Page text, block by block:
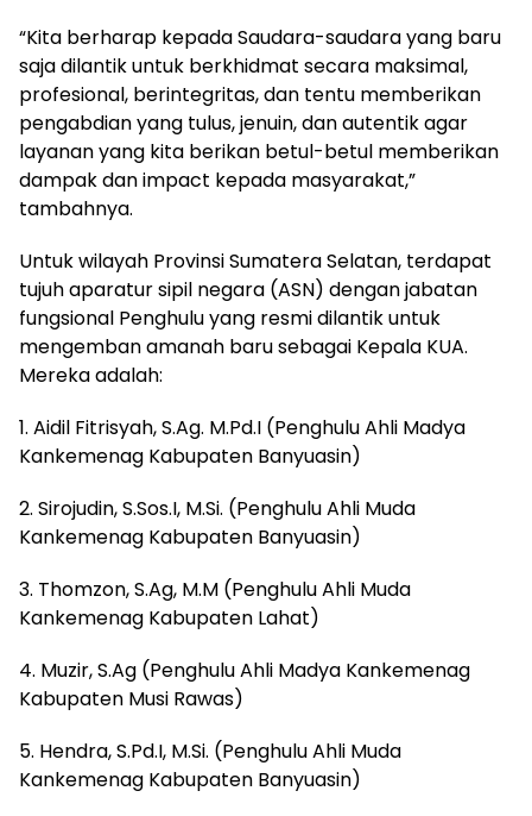
“Kita berharap kepada Saudara-saudara yang baru
saja dilantik untuk berkhidmat secara maksimal,
profesional, berintegritas, dan tentu memberikan
pengabdian yang tulus, jenuin, dan autentik agar
layanan yang kita berikan betul-betul memberikan
dampak dan impact kepada masyarakat,”
tambahnya.
Untuk wilayah Provinsi Sumatera Selatan, terdapat
tujuh aparatur sipil negara (ASN) dengan jabatan
fungsional Penghulu yang resmi dilantik untuk
mengemban amanah baru sebagai Kepala KUA.
Mereka adalah:
1. Aidil Fitrisyah, S.Ag. M.Pd.I (Penghulu Ahli Madya
Kankemenag Kabupaten Banyuasin)
2. Sirojudin, S.Sos.I, M.Si. (Penghulu Ahli Muda
Kankemenag Kabupaten Banyuasin)
3. Thomzon, S.Ag, M.M (Penghulu Ahli Muda
Kankemenag Kabupaten Lahat)
4. Muzir, S.Ag (Penghulu Ahli Madya Kankemenag
Kabupaten Musi Rawas)
5. Hendra, S.Pd.I, M.Si. (Penghulu Ahli Muda
Kankemenag Kabupaten Banyuasin)